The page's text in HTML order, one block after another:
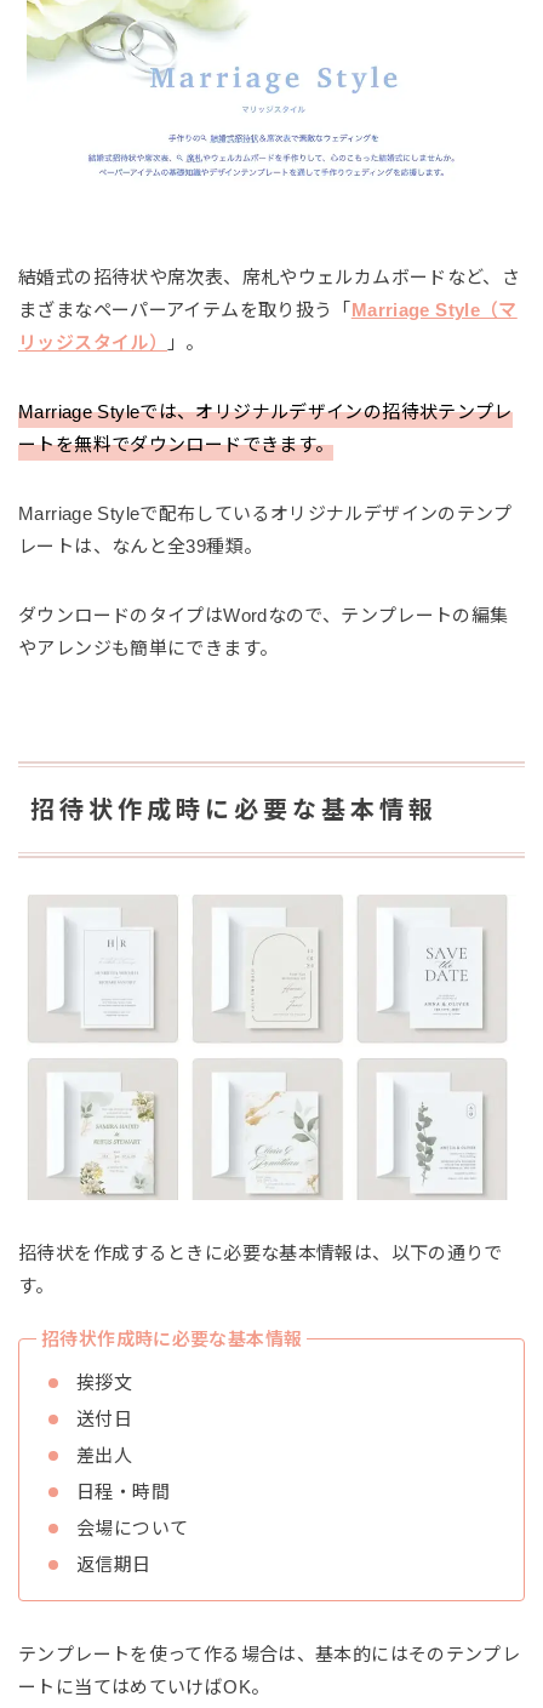
結婚式の招待状や席次表、席札やウェルカムボードなど、さ
まざまなペーパーアイテムを取り扱う「 Marriage Style（マ
リッジスタイル）
」。
Marriage Styleでは、オリジナルデザインの招待状テンプレ
ートを無料でダウンロードできます。
Marriage Styleで配布しているオリジナルデザインのテンプ
レートは、なんと全39種類。
ダウンロードのタイプはWordなので、テンプレートの編集
やアレンジも簡単にできます。
招待状作成時に必要な基本情報
招待状を作成するときに必要な基本情報は、以下の通りで
す。
招待状作成時に必要な基本情報
挨拶文
送付日
差出人
日程・時間
会場について
返信期日
テンプレートを使って作る場合は、基本的にはそのテンプレ
ートに当てはめていけばOK。